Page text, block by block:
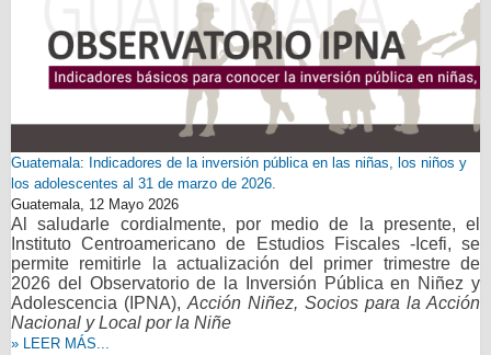
Guatemala: Indicadores de la inversión pública en las niñas, los niños y
los adolescentes al 31 de marzo de 2026.
Guatemala, 12 Mayo 2026
Al saludarle cordialmente, por medio de la presente, el
Instituto Centroamericano de Estudios Fiscales -Icefi, se
permite remitirle la actualización del primer trimestre de
2026 del Observatorio de la Inversión Pública en Niñez y
Adolescencia (IPNA), Acción Niñez, Socios para la Acción
Nacional y Local por la Niñe
» LEER MÁS...